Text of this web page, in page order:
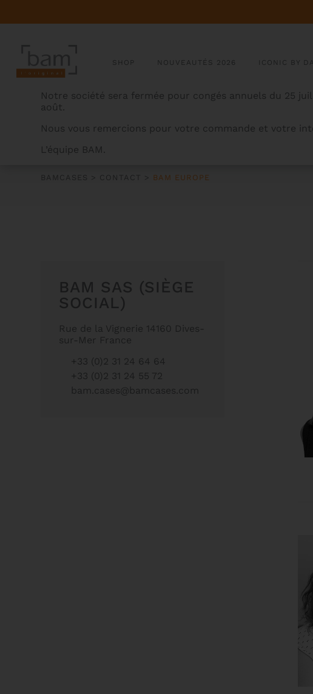
SHOP NOUVEAUTÉS 2026 ICONIC BY
Notre société sera fermée pour congés annuels du 25
août.
Nous vous remercions pour votre commande et votre
L’équipe BAM.
BAM EUROPE
BAMCASES > CONTACT > BAM EUROPE
BAM SAS (SIÈGE
SOCIAL)
Rue de la Vignerie 14160 Dives-
sur-Mer France
+33 (0)2 31 24 64 64
+33 (0)2 31 24 55 72
bam.cases@bamcases.com